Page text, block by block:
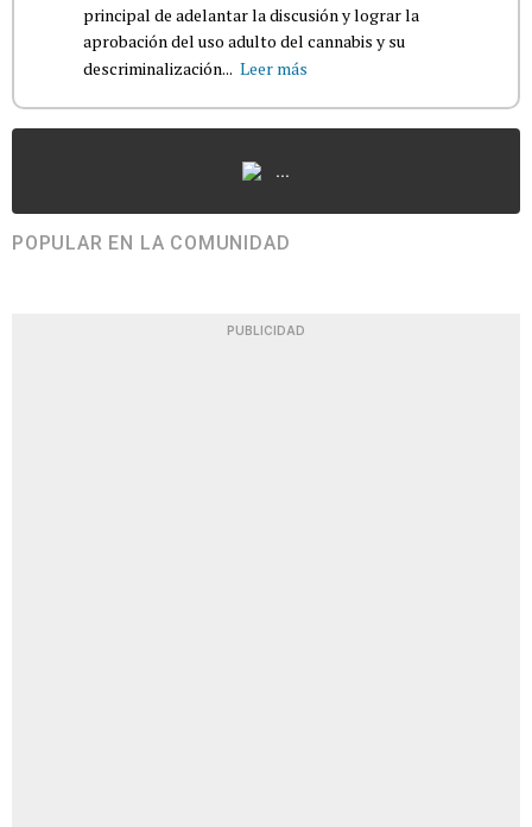
principal de adelantar la discusión y lograr la
aprobación del uso adulto del cannabis y su
descriminalización... Leer más
...
POPULAR EN LA COMUNIDAD
PUBLICIDAD